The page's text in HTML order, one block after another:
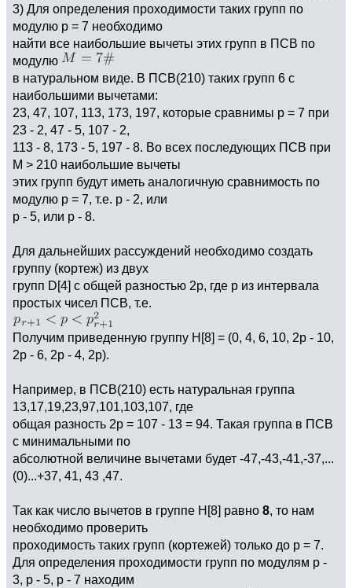
3) Для определения проходимости таких групп по
модулю р = 7 необходимо
найти все наибольшие вычеты этих групп в ПСВ по
модулю
в натуральном виде. В ПСВ(210) таких групп 6 с
наибольшими вычетами:
23, 47, 107, 113, 173, 197, которые сравнимы р = 7 при
23 - 2, 47 - 5, 107 - 2,
113 - 8, 173 - 5, 197 - 8. Во всех последующих ПСВ при
M > 210 наибольшие вычеты
этих групп будут иметь аналогичную сравнимость по
модулю р = 7, т.е. р - 2, или
р - 5, или р - 8.
Для дальнейших рассуждений необходимо создать
группу (кортеж) из двух
групп D[4] с общей разностью 2р, где р из интервала
простых чисел ПСВ, т.е.
Получим приведенную группу H[8] = (0, 4, 6, 10, 2p - 10,
2p - 6, 2p - 4, 2p).
Например, в ПСВ(210) есть натуральная группа
13,17,19,23,97,101,103,107, где
общая разность 2р = 107 - 13 = 94. Такая группа в ПСВ
с минимальными по
абсолютной величине вычетами будет -47,-43,-41,-37,...
(0)...+37, 41, 43 ,47.
Так как число вычетов в группе H[8] равно 8, то нам
необходимо проверить
проходимость таких групп (кортежей) только до р = 7.
Для определения проходимости групп по модулям р -
3, р - 5, р - 7 находим